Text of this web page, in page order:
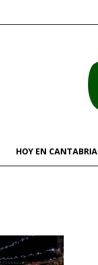
HOY EN CANTABRIA